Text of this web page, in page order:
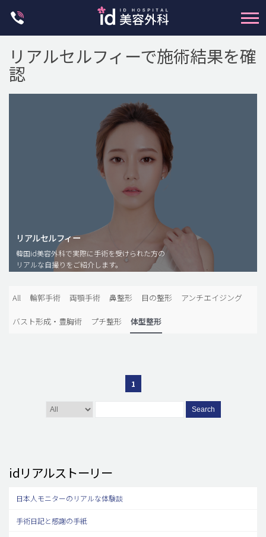
豊胸手術・バストアップ
プチ整形
idリアルストーリー
リアルセルフィーで施術結果を確
認
リアルセルフィー
韓国id美容外科で実際に手術を受けられた方の
リアルな自撮りをご紹介します。
All 輪郭手術 両顎手術 鼻整形 目の整形 アンチエイジング
バスト形成・豊胸術 プチ整形 体型整形
1
Search
idリアルストーリー
日本人モニターのリアルな体験談
手術日記と感謝の手紙